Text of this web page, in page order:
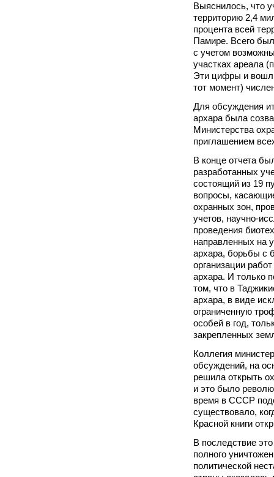
Выяснилось, что
территорию 2,4
процента всей
Памире. Всего
с учетом
участках ареала
Эти цифры и
тот момент)
Для обсуждения
архара была
Министерства
приглашением
В конце отчета
разработанных
состоящий из 19
вопросы,
охранных зон,
учетов, научно-
проведения
направленных на
архара, борьбы с
организации
архара. И только
том, что в
архара, в виде
ограниченную
особей в год,
закрепленных
Коллегия
обсуждений, на
решила открыть
и это было
время в СССР
существовало,
Красной книги
В последствие
полного
политической